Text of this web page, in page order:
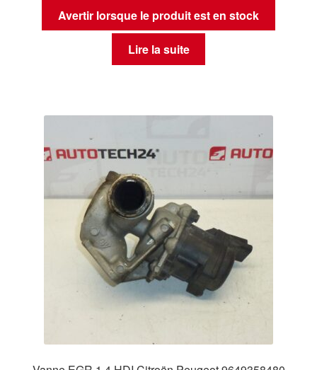
Avertir lorsque le produit est en stock
Lire la suite